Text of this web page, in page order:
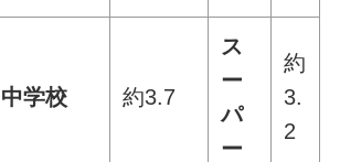
中学校 約3.7
ス
ー
パ
ー
約
3.
2